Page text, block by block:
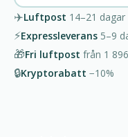
✈️Luftpost 14–21 dagar
⚡Expressleverans 5–9
🎁Fri luftpost från 1
🔒Kryptorabatt −10%